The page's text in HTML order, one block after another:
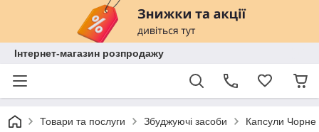
Інтернет-магазин розпродажу
Товари та послуги Збуджуючі засоби Капсули Чорне